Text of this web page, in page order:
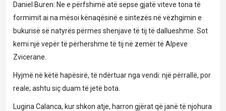
Daniel Buren: Ne e përfshimë atë sepse gjatë viteve tona të
formimit ai na mësoi kënaqësinë e sintezës në vëzhgimin e
bukurisë së natyrës përmes shenjave të tij të dallueshme. Sot
kemi një vepër të përhershme të tij në zemër të Alpeve
Zvicerane.
Hyjmë në këtë hapësirë, të ndërtuar nga vendi: një përrallë, por
reale; ashtu siç duam të jetë bota.
Lugina Calanca, kur shkon atje, harron gjërat që janë të njohura